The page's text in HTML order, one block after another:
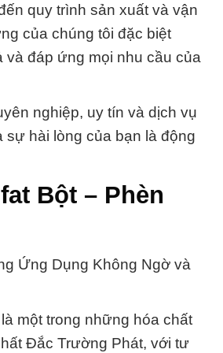
quy trình sản xuất và vận
của chúng tôi đặc biệt
và đáp ứng mọi nhu cầu của
nghiệp, uy tín và dịch vụ
sự hài lòng của bạn là động
Bột – Phèn
Ứng Dụng Không Ngờ và
một trong những hóa chất
Đắc Trường Phát, với tư